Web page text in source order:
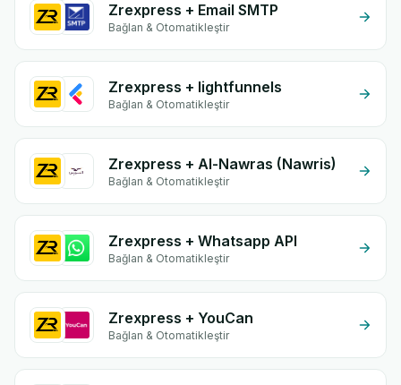
Zrexpress + Email SMTP
Bağlan & Otomatikleştir
Zrexpress + lightfunnels
Bağlan & Otomatikleştir
Zrexpress + Al-Nawras (Nawris)
Bağlan & Otomatikleştir
Zrexpress + Whatsapp API
Bağlan & Otomatikleştir
Zrexpress + YouCan
Bağlan & Otomatikleştir